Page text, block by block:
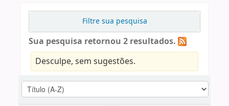
Filtre sua pesquisa
Sua pesquisa retornou 2 resultados.
Desculpe, sem sugestões.